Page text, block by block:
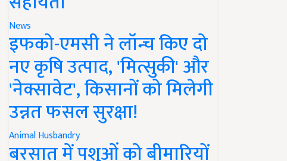
News
इफको-एमसी ने लॉन्च किए दो
नए कृषि उत्पाद, 'मित्सुकी' और
'नेक्सावेट', किसानों को मिलेगी
उन्नत फसल सुरक्षा!
Animal Husbandry
बरसात में पशुओं को बीमारियों